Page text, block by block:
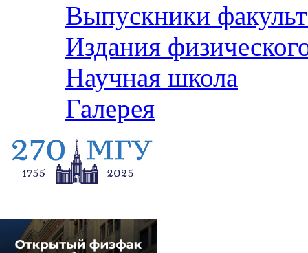
Выпускники
Издания
Научная школа
Галерея